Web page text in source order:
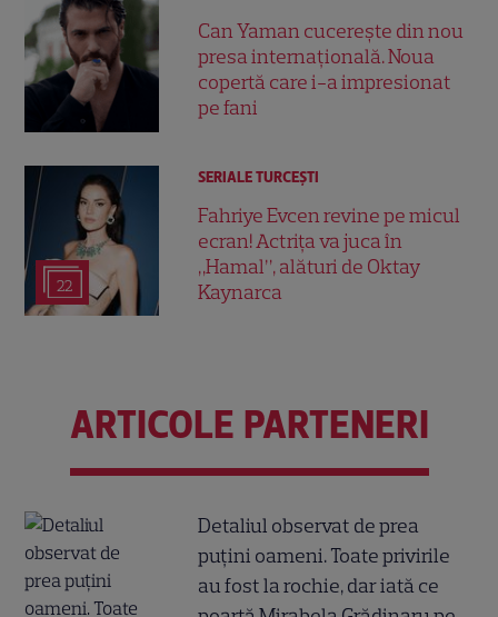
Can Yaman cucerește din nou
presa internațională. Noua
copertă care i-a impresionat
pe fani
22
SERIALE TURCEŞTI
Fahriye Evcen revine pe micul
ecran! Actrița va juca în
„Hamal”, alături de Oktay
Kaynarca
ARTICOLE PARTENERI
Detaliul observat de prea
puțini oameni. Toate privirile
au fost la rochie, dar iată ce